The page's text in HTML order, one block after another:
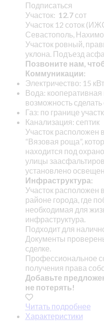
Подписаться
Участок: 12.7 сот
Участок 12 соток
Севастополь,
Участок ровный,
уклона. Подъезд
Позвоните нам,
Коммуникации:
Электричество: 15 кВт
Вода: кооперативная
возможность
Газ: по границе
Канализация: септик
Участок расположен
“Вязовая роща”,
находится под
улицы
установлено
Инфраструктура:
Участок
районе города, где
необходимая для
инфраструктура.
Подходит для
Документы
сделке.
Профессиональное
получения права
Добавьте
не потерять!
Читать подробнее
Характеристики